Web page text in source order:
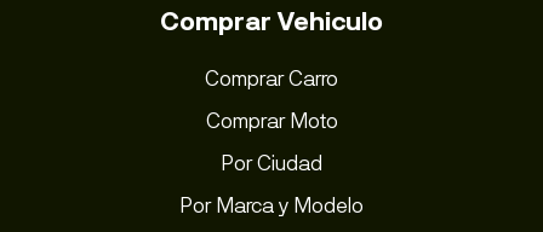
Comprar Vehiculo
Comprar Carro
Comprar Moto
Por Ciudad
Por Marca y Modelo